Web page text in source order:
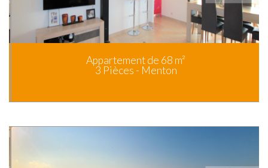
Appartement de 68 m²
3 Pièces - Menton